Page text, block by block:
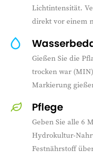
Lichtintensität.
direkt vor einem
Gießen Sie die
trocken war
Markierung
Pflege
Geben Sie alle 6
Hydrokultur-
Festnährstoff